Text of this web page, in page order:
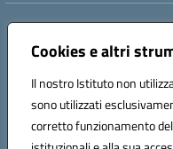
Cookies e altri
Il nostro Istituto non
sono utilizzati
corretto funzionamento
Indirizzo:
Centralino:+39 0836.341064
Codice fiscale: 92012610751
Codice meccanografico:
Codice unico di fatturazione